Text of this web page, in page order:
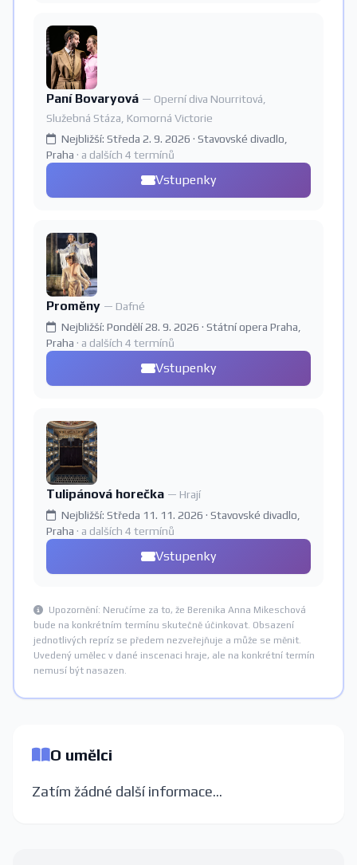
Paní Bovaryová — Operní diva Nourritová,
Služebná Stáza, Komorná Victorie
Nejbližší: Středa 2. 9. 2026 · Stavovské divadlo,
Praha · a dalších 4 termínů
Vstupenky
Proměny — Dafné
Nejbližší: Pondělí 28. 9. 2026 · Státní opera Praha,
Praha · a dalších 4 termínů
Vstupenky
Tulipánová horečka — Hrají
Nejbližší: Středa 11. 11. 2026 · Stavovské divadlo,
Praha · a dalších 4 termínů
Vstupenky
Upozornění: Neručíme za to, že Berenika Anna Mikeschová
bude na konkrétním termínu skutečně účinkovat. Obsazení
jednotlivých repríz se předem nezveřejňuje a může se měnit.
Uvedený umělec v dané inscenaci hraje, ale na konkrétní termín
nemusí být nasazen.
O umělci
Zatím žádné další informace...